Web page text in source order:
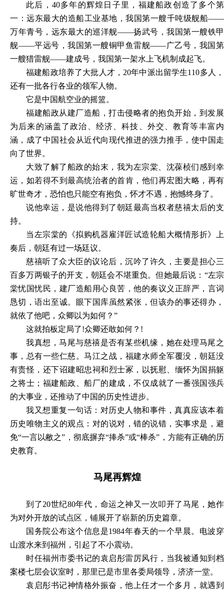
此后， 40多年的辉煌日子里，福建船政创造了多个第
一：远东最大的造船工业基地，我国第一艘千吨级舰船――
万年青号，远东最大的巡洋舰――扬武号，我国第一艘铁甲
舰――平远号，我国第一艘铜甲鱼雷舰――广乙号，我国第
一艘猎雷舰――建成号，我国第一架水上飞机制成起飞。
福建船政培养了大批人才， 20年中派出留学生110多人，
还有一批各行各业的领军人物。
它是中国航空业的摇篮。
福建船政从建厂造船，打击侵略者的抱负开始，到发展
为后来的涵盖了政治、经济、科技、外交、教育等丰富内
涵，成了中国社会从近代向现代推进的强力推手，使中国走
向了世界。
大致了解了船政的始末，我为左宗棠、沈葆桢们感到幸
运，如若得不到最高统治者的首肯，他们再宏图大略，再有
旷世奇才，恐怕也只能空有抱负，怀才不遇，抱憾终身了。
说他幸运，是说他得到了朝廷最高当权者慈禧太后的支
持。
当左宗棠的《拟购机器雇洋匠试造轮船大概情形折》上
奏后，朝廷有过一场廷议。
慈禧听了众大臣的议论后，沉吟了许久，主要是担心三
百多万两银子的开支，朝廷会不堪重负。但她最后说： “左宗
棠忧国忧民，建厂造船用心良苦，他的奏议义正辞严，言词
恳切，语出至诚。眼下国库虽然紧张，但该办的事还得办，
就依了他吧，众卿以为如何？”
这就拍板定局了!众卿还敢如何？!
我真想，马尾与慈禧是否有某些机缘，她在处理马尾之
事，总有一些仁慈。马江之战，福建水师全军覆没，朝廷没
有责怪，还下诏建昭忠祠和烈士冢，以抚慰、缅怀为国捐躯
之将士；福建船政、船厂的建成，不仅成就了一番强国强兵
的大事业，还推动了中国的历史性进步。
我又想重复一句话：对历史人物和事件，真真应该本着
历史唯物主义的观点：对的说对，错的说错，实事求是，避
免“一言以敝之”，彻底摒弃“捧杀”或“棒杀”，方能有正确的历
史教育。
马尾再辉煌
到了20世纪80年代，命运之神又一次叩开了马尾，她作
为对外开放的试点区，铺展开了崭新的历史篇章。
国务院公布这个信息是1984年春天的一个早晨。电波穿
山渡水来到福州，引起了不小震动。
时任福州市委书记的袁启彤雷厉风行，当我被通知到档
案楼七层会议室时，那里已是市里各委局领导，济济一堂。
袁启彤书记神情格外振奋，他上任才一个多月，就遇到